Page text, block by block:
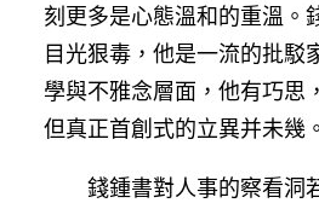
刻更多是心態溫和的重溫。
目光狠毒，他是一流的批駁
學與不雅念層面，他有巧思
但真正首創式的立異并未幾。
錢鍾書對人事的察看洞